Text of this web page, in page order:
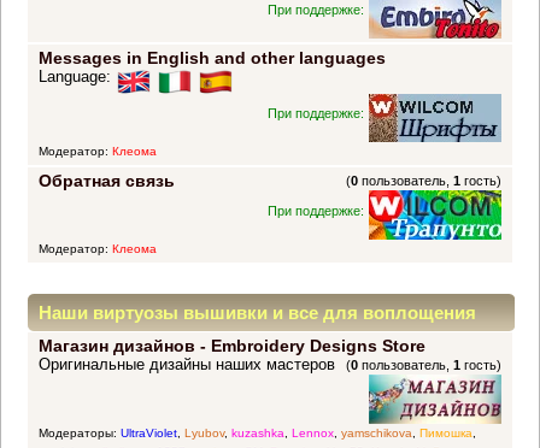
При поддержке:
Messages in English and other languages
Language:
При поддержке:
Модератор: Клеома
Обратная связь (0 пользователь,1 гость)
При поддержке:
Модератор: Клеома
Наши виртуозы вышивки и все для воплощения
прекрасных идей
Магазин дизайнов - Embroidery Designs Store
(0 пользователь,1 гость)
Оригинальные дизайны наших мастеров
Модераторы: UltraViolet, Lyubov, kuzashka, Lennox, yamschikova, Пимошка,